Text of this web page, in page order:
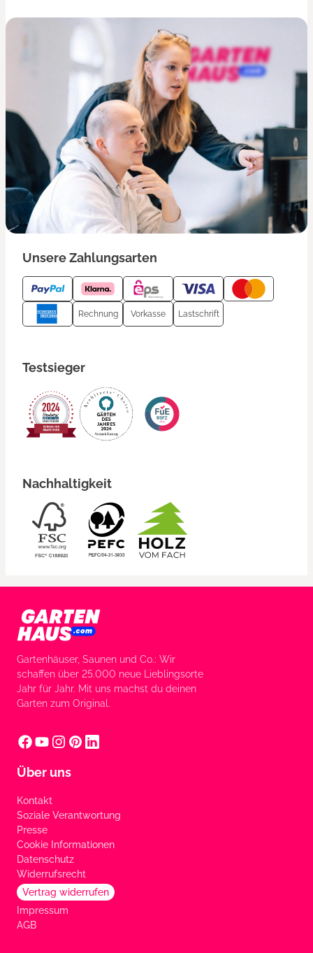
Unsere Zahlungsarten
Rechnung Vorkasse Lastschrift
Testsieger
Nachhaltigkeit
Gartenhäuser, Saunen und Co.: Wir
schaffen über 25.000 neue Lieblingsorte
Jahr für Jahr. Mit uns machst du deinen
Garten zum Original.
Über uns
Kontakt
Soziale Verantwortung
Presse
Cookie Informationen
Datenschutz
Widerrufsrecht
Vertrag widerrufen
Impressum
AGB